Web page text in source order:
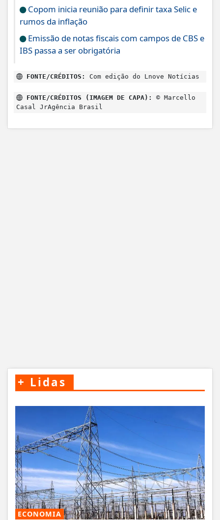
Copom inicia reunião para definir taxa Selic e
rumos da inflação
Emissão de notas fiscais com campos de CBS e
IBS passa a ser obrigatória
FONTE/CRÉDITOS: Com edição do Lnove Notícias
FONTE/CRÉDITOS (IMAGEM DE CAPA):
© Marcello
Casal JrAgência Brasil
+ Lidas
ECONOMIA